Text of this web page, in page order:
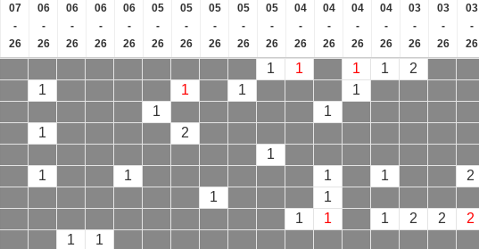
07
-
26
06
-
26
06
-
26
06
-
26
06
-
26
05
-
26
05
-
26
05
-
26
05
-
26
05
-
26
04
-
26
04
-
26
04
-
26
04
-
26
03
-
26
03
-
26
03
-
26
1 1 1 1 2
1 1 1 1
1 1
1 2
1
1 1 1 1 2
1 1
1 1 1 2 2 2
1 1